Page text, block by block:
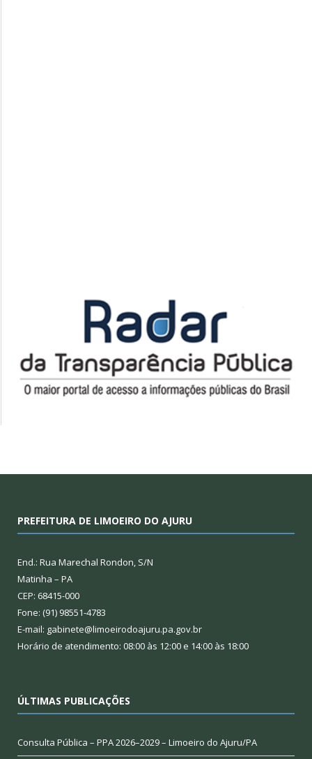
PREFEITURA DE LIMOEIRO DO AJURU
End.: Rua Marechal Rondon, S/N
Matinha – PA
CEP: 68415-000
Fone: (91) 98551-4783
E-mail: gabinete@limoeirodoajuru.pa.gov.br
Horário de atendimento: 08:00 às 12:00 e 14:00 às 18:00
ÚLTIMAS PUBLICAÇÕES
Consulta Pública – PPA 2026–2029 – Limoeiro do Ajuru/PA